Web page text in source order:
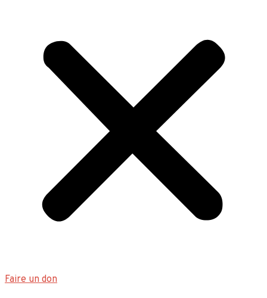
Faire un don